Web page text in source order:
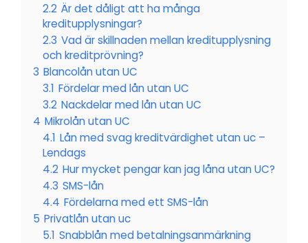
2.2 Är det dåligt att ha många
kreditupplysningar?
2.3 Vad är skillnaden mellan kreditupplysning
och kreditprövning?
3 Blancolån utan UC
3.1 Fördelar med lån utan UC
3.2 Nackdelar med lån utan UC
4 Mikrolån utan UC
4.1 Lån med svag kreditvärdighet utan uc –
Lendags
4.2 Hur mycket pengar kan jag låna utan UC?
4.3 SMS-lån
4.4 Fördelarna med ett SMS-lån
5 Privatlån utan uc
5.1 Snabblån med betalningsanmärkning